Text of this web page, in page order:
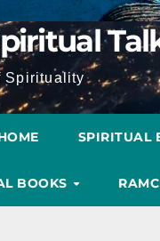
Spirituality
SPIRITUAL
BOOKS